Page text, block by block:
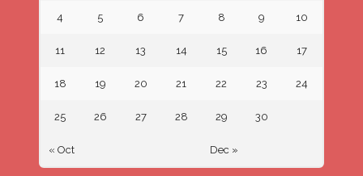
« Oct Dec »
4 5 6 7 8 9 10
11 12 13 14 15 16 17
18 19 20 21 22 23 24
25 26 27 28 29 30